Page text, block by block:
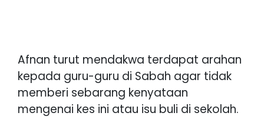
Afnan turut mendakwa terdapat arahan
kepada guru-guru di Sabah agar tidak
memberi sebarang kenyataan
mengenai kes ini atau isu buli di sekolah.